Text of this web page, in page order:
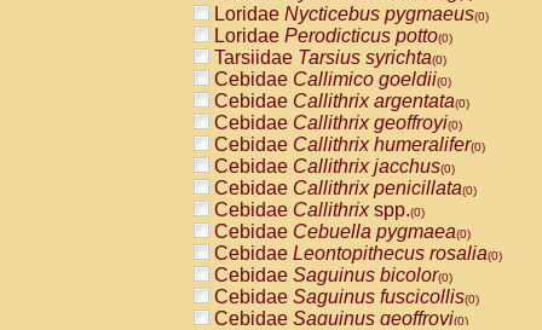
Loridae Nycticebus pygmaeus(0)
Loridae Perodicticus potto(0)
Tarsiidae Tarsius syrichta(0)
Cebidae Callimico goeldii(0)
Cebidae Callithrix argentata(0)
Cebidae Callithrix geoffroyi(0)
Cebidae Callithrix humeralifer(0)
Cebidae Callithrix jacchus(0)
Cebidae Callithrix penicillata(0)
Cebidae Callithrixspp.(0)
Cebidae Cebuella pygmaea(0)
Cebidae Leontopithecus rosalia(0)
Cebidae Saguinus bicolor(0)
Cebidae Saguinus fuscicollis(0)
Cebidae Saguinus geoffroyi(0)